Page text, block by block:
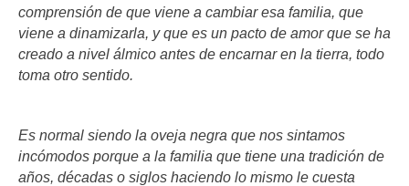
comprensión de que viene a cambiar esa familia, que
viene a dinamizarla, y que es un pacto de amor que se ha
creado a nivel álmico antes de encarnar en la tierra, todo
toma otro sentido.
Es normal siendo la oveja negra que nos sintamos
incómodos porque a la familia que tiene una tradición de
años, décadas o siglos haciendo lo mismo le cuesta